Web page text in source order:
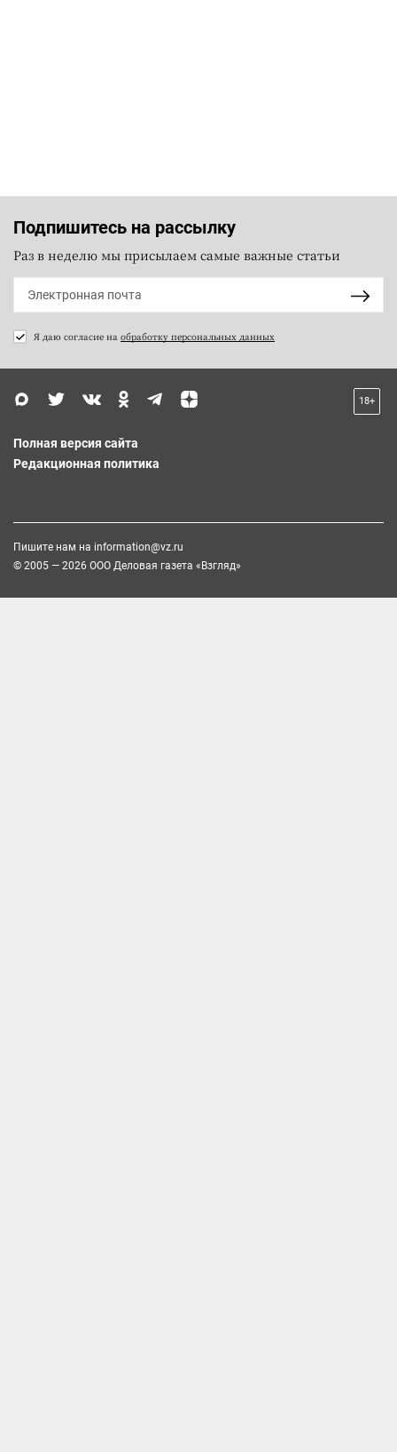
Подпишитесь на рассылку
Раз в неделю мы присылаем самые важные статьи
Я даю согласие на обработку персональных данных
18+
Полная версия сайта
Редакционная политика
Пишите нам на information@vz.ru
© 2005 — 2026 ООО Деловая газета «Взгляд»